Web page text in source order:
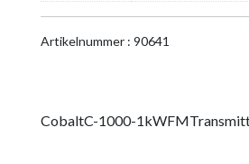
Artikelnummer : 90641
CobaltC-1000-